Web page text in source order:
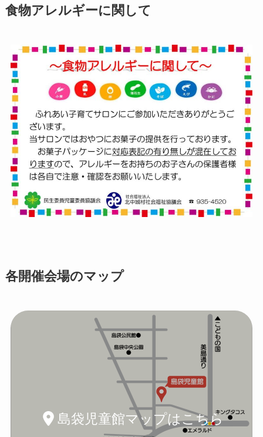
食物アレルギーに関して
各開催会場のマップ
島袋児童館マップはこちら